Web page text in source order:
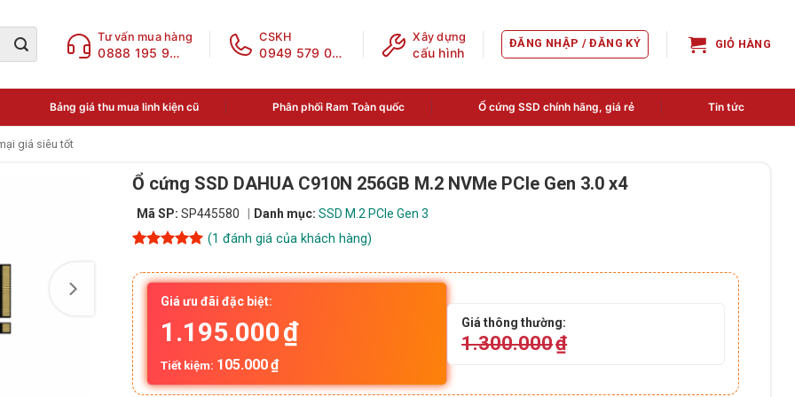
Tư vấn mua hàng
0888 195 969
CSKH
0949 579 078
Xây dựng
cấu hình
ĐĂNG NHẬP / ĐĂNG KÝ GIỎ HÀNG
Bảng giá thu mua linh kiện cũ Phân phối Ram Toàn quốc Ổ cứng SSD chính hãng, giá rẻ Tin tức
giá siêu tốt
Ổ cứng SSD DAHUA C910N 256GB M.2 NVMe PCIe Gen 3.0 x4
Mã SP: SP445580 Danh mục: SSD M.2 PCIe Gen 3
dựa trên
đánh giá
(1 đánh giá của khách hàng)
Giá ưu đãi đặc biệt:
1.195.000₫
Tiết kiệm: 105.000₫
Giá thông thường:
1.300.000₫